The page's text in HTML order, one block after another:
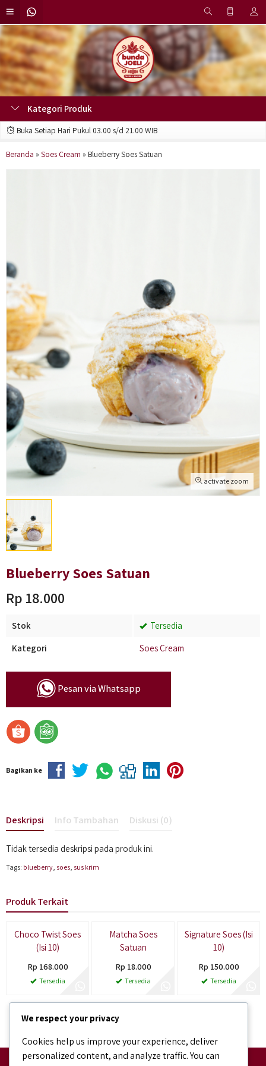
Kategori Produk
Buka Setiap Hari Pukul 03.00 s/d 21.00 WIB
Beranda » Soes Cream » Blueberry Soes Satuan
activate zoom
Blueberry Soes Satuan
Rp 18.000
Stok
Tersedia
Kategori
Soes Cream
Pesan via Whatsapp
Bagikan ke
Deskripsi Info Tambahan Diskusi (0)
Tidak tersedia deskripsi pada produk ini.
Tags: blueberry, soes, sus krim
Produk Terkait
Paling Laris
Choco Twist Soes
(Isi 10)
Rp 168.000
Tersedia
Matcha Soes
Satuan
Rp 18.000
Tersedia
Paling Laris
Signature Soes (Isi
10)
Rp 150.000
Tersedia
We respect your privacy
Cookies help us improve your experience, deliver
personalized content, and analyze traffic. You can